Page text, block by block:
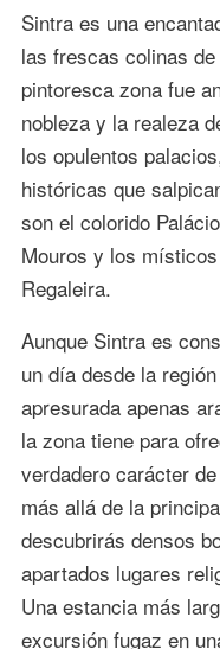
Sintra es una
las frescas colinas
pintoresca zona fue
nobleza y la realeza
los opulentos
históricas que
son el colorido
Mouros y los
Regaleira.
Aunque Sintra es
un día desde la
apresurada apenas
la zona tiene para
verdadero carácter
más allá de la
descubrirás densos
apartados lugares
Una estancia más
excursión fugaz en